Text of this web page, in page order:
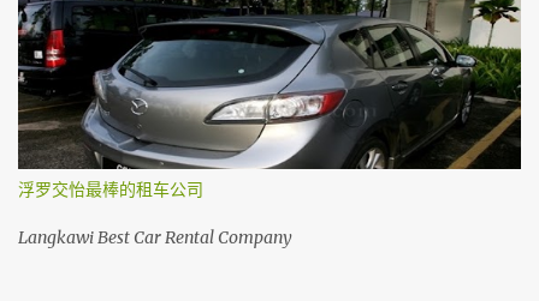
浮罗交怡最棒的租车公司
Langkawi Best Car Rental Company